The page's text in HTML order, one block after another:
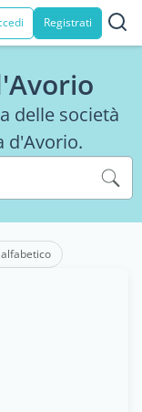
Registrati
delle società
d'Avorio.